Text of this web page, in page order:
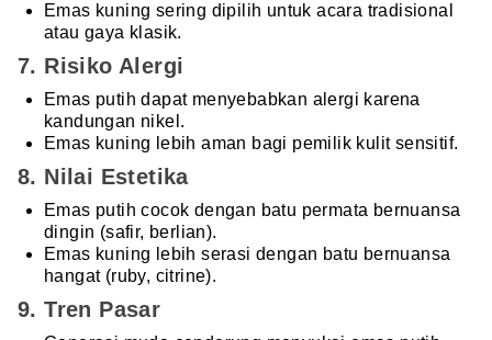
Emas kuning sering dipilih untuk acara tradisional
atau gaya klasik.
7. Risiko Alergi
Emas putih dapat menyebabkan alergi karena
kandungan nikel.
Emas kuning lebih aman bagi pemilik kulit sensitif.
8. Nilai Estetika
Emas putih cocok dengan batu permata bernuansa
dingin (safir, berlian).
Emas kuning lebih serasi dengan batu bernuansa
hangat (ruby, citrine).
9. Tren Pasar